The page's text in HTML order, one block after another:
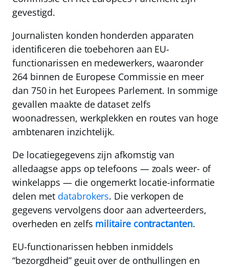
gevestigd.
Journalisten konden honderden apparaten
identificeren die toebehoren aan EU-
functionarissen en medewerkers, waaronder
264 binnen de Europese Commissie en meer
dan 750 in het Europees Parlement. In sommige
gevallen maakte de dataset zelfs
woonadressen, werkplekken en routes van hoge
ambtenaren inzichtelijk.
De locatiegegevens zijn afkomstig van
alledaagse apps op telefoons — zoals weer- of
winkelapps — die ongemerkt locatie-informatie
delen met databrokers. Die verkopen de
gegevens vervolgens door aan adverteerders,
overheden en zelfs militaire contractanten.
EU-functionarissen hebben inmiddels
“bezorgdheid” geuit over de onthullingen en